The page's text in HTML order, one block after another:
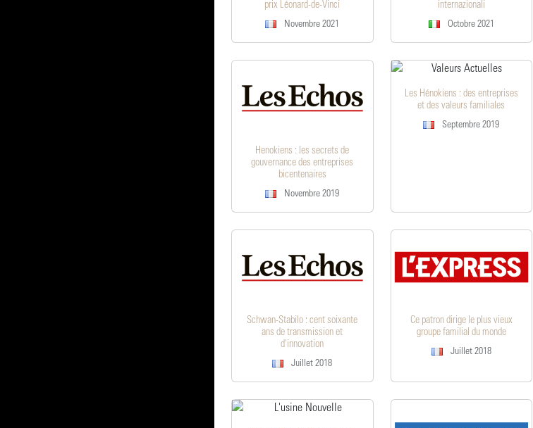
prix Léonard-de-Vinci
Novembre 2021
internazionali
Octobre 2021
Henokiens : les secrets de
gouvernance des entreprises
bicentenaires
Novembre 2019
Les Hénokiens : des entreprises
et des valeurs familiales
Septembre 2019
Schwan-Stabilo : cent soixante
ans de transmission et
d'innovation
Juillet 2018
Ce patron dirige le plus vieux
groupe familial du monde
Juillet 2018